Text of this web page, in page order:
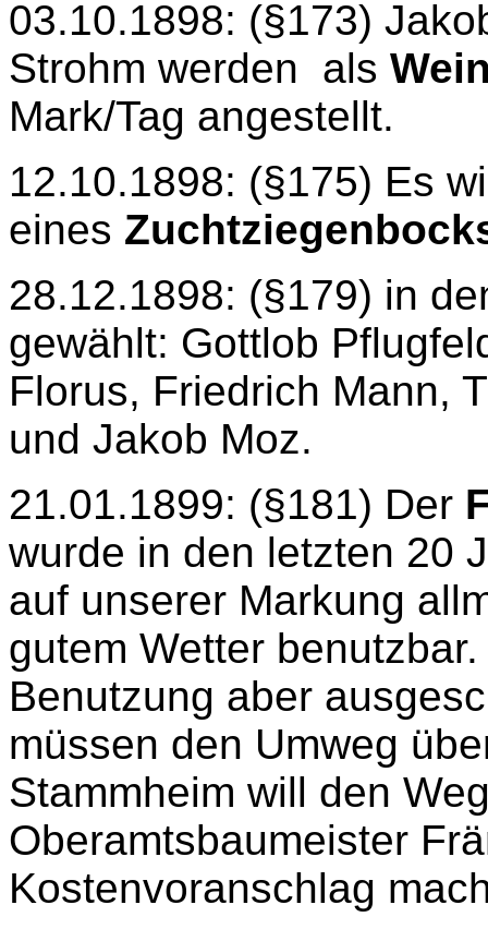
03.10.1898: (§173)
Strohm werden als
Mark/Tag angestellt.
12.10.1898: (§175) Es
eines
28.12.1898: (§179) in
gewählt: Gottlob
Florus, Friedrich Mann,
und Jakob Moz.
21.01.1899: (§181) Der
wurde in den letzten 20
auf unserer Markung
gutem Wetter
Benutzung aber
müssen den Umweg
Stammheim will den
Oberamtsbaumeister
Kostenvoranschlag